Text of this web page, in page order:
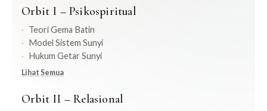
Orbit I – Psikospiritual
Teori Gema Batin
Model Sistem Sunyi
Hukum Getar Sunyi
Lihat Semua
Orbit II – Relasional